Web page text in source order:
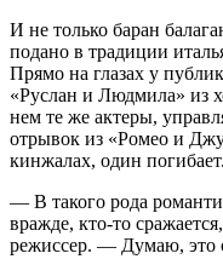
И не только баран
подано в традиции
Прямо на глазах у
«Руслан и Людмила» из
нем те же актеры,
отрывок из «Ромео и
кинжалах, один
— В такого рода
вражде, кто-то
режиссер. — Думаю, это